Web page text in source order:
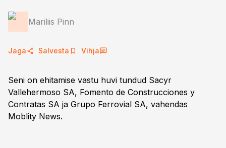
Mariliis Pinn
Jaga Salvesta Vihja
Seni on ehitamise vastu huvi tundud Sacyr
Vallehermoso SA, Fomento de Construcciones y
Contratas SA ja Grupo Ferrovial SA, vahendas
Moblity News.